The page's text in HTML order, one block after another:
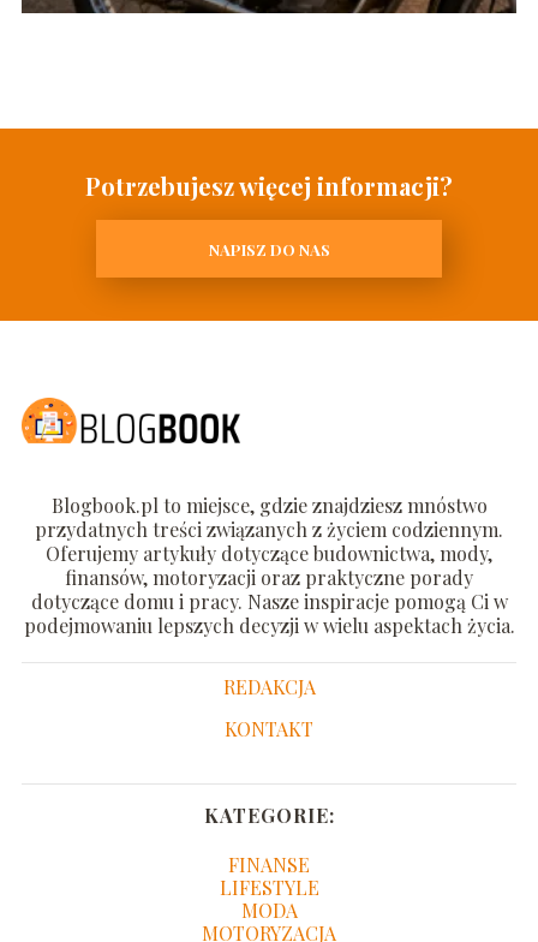
Potrzebujesz więcej informacji?
NAPISZ DO NAS
Blogbook.pl to miejsce, gdzie znajdziesz mnóstwo
przydatnych treści związanych z życiem codziennym.
Oferujemy artykuły dotyczące budownictwa, mody,
finansów, motoryzacji oraz praktyczne porady
dotyczące domu i pracy. Nasze inspiracje pomogą Ci w
podejmowaniu lepszych decyzji w wielu aspektach życia.
REDAKCJA
KONTAKT
KATEGORIE:
FINANSE
LIFESTYLE
MODA
MOTORYZACJA